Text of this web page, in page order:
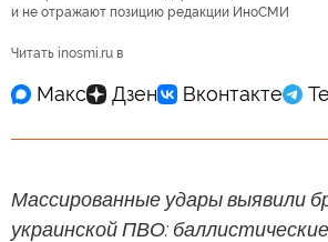
и не отражают позицию редакции ИноСМИ
Читать inosmi.ru в
Массированные удары выявили
украинской ПВО: